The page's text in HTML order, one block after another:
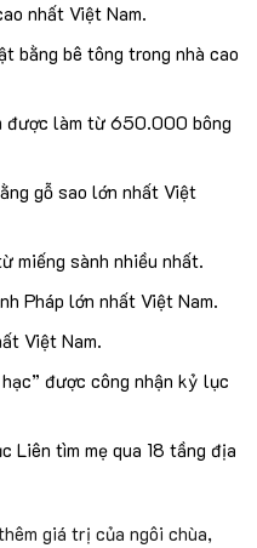
nhất Việt Nam.
bằng bê tông trong nhà cao
được làm từ 650.000 bông
gỗ sao lớn nhất Việt
miếng sành nhiều nhất.
Pháp lớn nhất Việt Nam.
Việt Nam.
được công nhận kỷ lục
Liên tìm mẹ qua 18 tầng địa
giá trị của ngôi chùa,